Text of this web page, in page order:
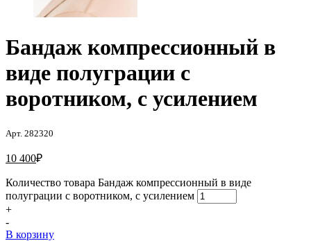
Бандаж компрессионный в
виде полуграции с
воротником, с усилением
Арт. 282320
10 400₽
Количество товара Бандаж компрессионный в виде
полуграции с воротником, с усилением
+
-
В корзину